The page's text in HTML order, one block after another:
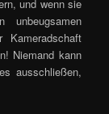
und wenn sie
Kameradschaft
Niemand kann
ausschließen,